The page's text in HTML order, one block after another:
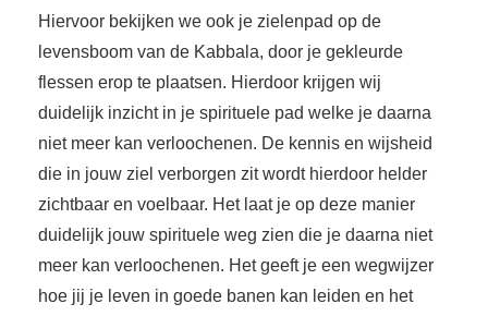
Hiervoor bekijken we ook je zielenpad op de
levensboom van de Kabbala, door je gekleurde
flessen erop te plaatsen. Hierdoor krijgen wij
duidelijk inzicht in je spirituele pad welke je daarna
niet meer kan verloochenen. De kennis en wijsheid
die in jouw ziel verborgen zit wordt hierdoor helder
zichtbaar en voelbaar. Het laat je op deze manier
duidelijk jouw spirituele weg zien die je daarna niet
meer kan verloochenen. Het geeft je een wegwijzer
hoe jij je leven in goede banen kan leiden en het